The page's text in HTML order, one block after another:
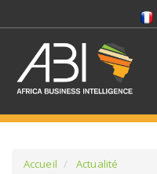
Accueil
Actualité